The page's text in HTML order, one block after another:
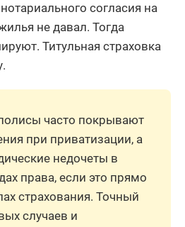
согласия на
не давал. Тогда
Титульная страховка
часто покрывают
при приватизации, а
недочеты в
права, если это прямо
страхования. Точный
случаев и